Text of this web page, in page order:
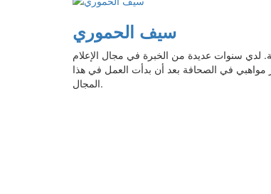
سيف الحموري
ومتنوعة. لدي سنوات عديدة من الخبرة في مجال الإعلام
في الصحافة بعد أن بدأت العمل في هذا
المجال.